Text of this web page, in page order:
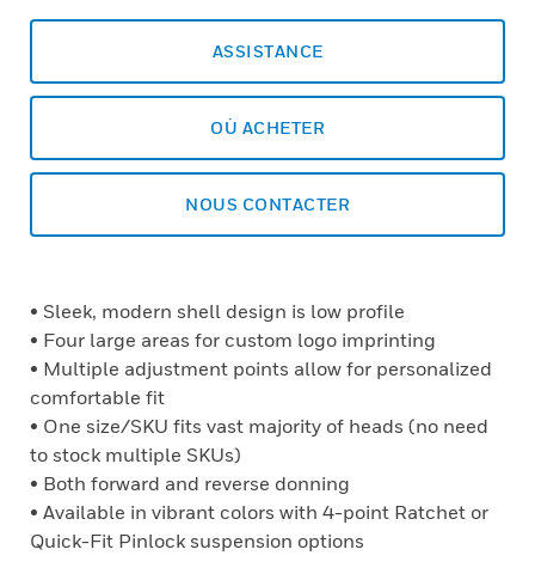
ASSISTANCE
OÙ ACHETER
NOUS CONTACTER
• Sleek, modern shell design is low profile
• Four large areas for custom logo imprinting
• Multiple adjustment points allow for personalized
comfortable fit
• One size/SKU fits vast majority of heads (no need
to stock multiple SKUs)
• Both forward and reverse donning
• Available in vibrant colors with 4-point Ratchet or
Quick-Fit Pinlock suspension options